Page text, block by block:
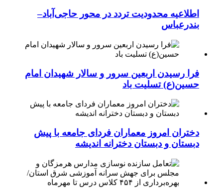
اطلاعیه محدودیت تردد در محور حاجی‌آباد–
بندرعباس
فرا رسیدن اربعین سرور و سالار شهیدان امام
حسین(ع) تسلیت باد
دختران امروز معماران فردای جامعه با پیش
دبستان و دبستان دخترانه اندیشه